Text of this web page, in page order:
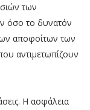
των
όσο το δυνατόν
αποφοίτων των
αντιμετωπίζουν
Η ασφάλεια